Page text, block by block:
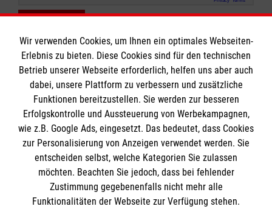
Informationen
Impressum
Datenschutz
Barrierefreiheit
Die Malteser
Wir verwenden Cookies, um Ihnen ein optimales Webseiten-
Erlebnis zu bieten. Diese Cookies sind für den technischen
Betrieb unserer Webseite erforderlich, helfen uns aber auch
dabei, unsere Plattform zu verbessern und zusätzliche
Funktionen bereitzustellen. Sie werden zur besseren
Erfolgskontrolle und Aussteuerung von Werbekampagnen,
wie z.B. Google Ads, eingesetzt. Das bedeutet, dass Cookies
zur Personalisierung von Anzeigen verwendet werden. Sie
entscheiden selbst, welche Kategorien Sie zulassen
möchten. Beachten Sie jedoch, dass bei fehlender
Zustimmung gegebenenfalls nicht mehr alle
Funktionalitäten der Webseite zur Verfügung stehen.